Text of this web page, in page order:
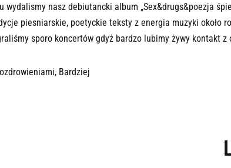
wydalismy nasz debiutancki album „Sex&drugs&poezja
piesniarskie, poetyckie teksty z energia muzyki około
sporo koncertów gdyż bardzo lubimy żywy kontakt
Bardziej